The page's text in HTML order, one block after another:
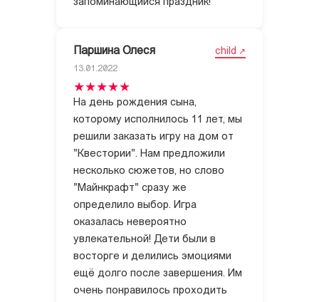
запоминающийся праздник!
Паршина Олеся child
13.01.2022
На день рождения сына,
которому исполнилось 11 лет, мы
решили заказать игру на дом от
"Квестории". Нам предложили
несколько сюжетов, но слово
"Майнкрафт" сразу же
определило выбор. Игра
оказалась невероятно
увлекательной! Дети были в
восторге и делились эмоциями
ещё долго после завершения. Им
очень понравилось проходить